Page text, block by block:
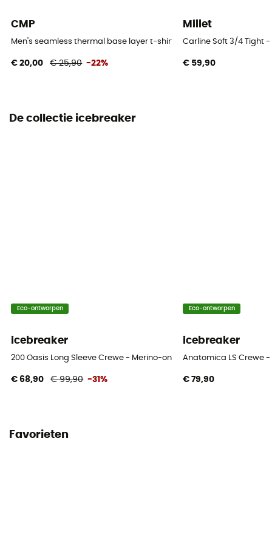
> 260 g/m2
CMP
Men's seamless thermal base layer t-shirt - Ondergoed - Heren
€ 20,00 € 25,90 -22%
Millet
Carline Soft 3/4 Tight
€ 59,90
De collectie icebreaker
Eco-ontworpen
icebreaker
200 Oasis Long Sleeve Crewe - Merino-ondergoed - Heren
€ 68,90 € 99,90 -31%
Eco-ontworpen
icebreaker
Anatomica LS Crewe -
€ 79,90
Favorieten